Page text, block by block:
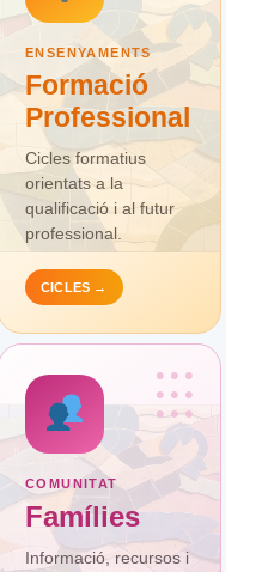
ENSENYAMENTS
Formació
Professional
Cicles formatius
orientats a la
qualificació i al futur
professional.
CICLES →
•••
•••
•••
COMUNITAT
Famílies
Informació, recursos i